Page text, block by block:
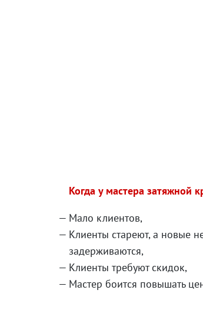
Когда у мастера затяжной
Мало клиентов,
Клиенты стареют, а новые
задерживаются,
Клиенты требуют скидок,
Мастер боится повышать